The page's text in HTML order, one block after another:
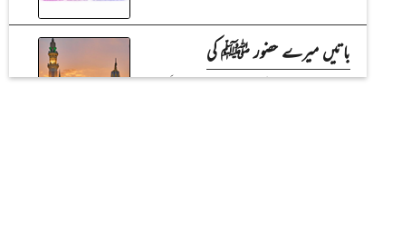
باتیں میرے حضور ﷺ کی